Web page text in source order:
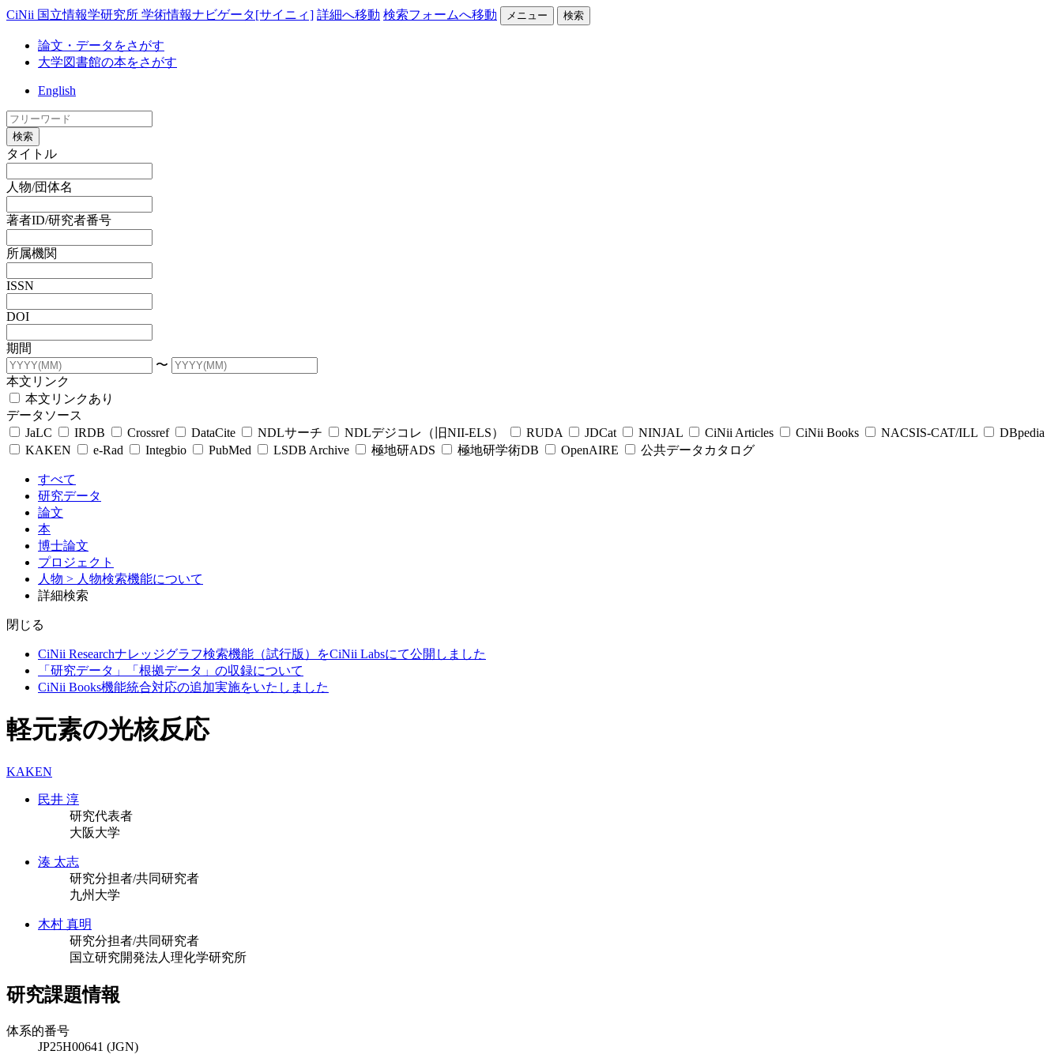
CiNii 国立情報学研究所 学術情報ナビゲータ[サイニィ] 詳細へ移動 検索フォームへ移動 メニュー 検索
論文・データをさがす
大学図書館の本をさがす
English
検索
タイトル
人物/団体名
著者ID/研究者番号
所属機関
ISSN
DOI
期間
〜
本文リンク
本文リンクあり
データソース
JaLC
IRDB Crossref DataCite NDLサーチ NDLデジコレ（旧NII-ELS） RUDA JDCat NINJAL CiNii Articles CiNii Books NACSIS-CAT/ILL
DBpedia
KAKEN
e-Rad Integbio PubMed LSDB Archive 極地研ADS 極地研学術DB OpenAIRE 公共データカタログ
すべて
研究データ
論文
本
博士論文
プロジェクト
人物 > 人物検索機能について
詳細検索
閉じる
CiNii Researchナレッジグラフ検索機能（試行版）をCiNii Labsにて公開しました
「研究データ」「根拠データ」の収録について
CiNii Books機能統合対応の追加実施をいたしました
軽元素の光核反応
KAKEN
民井 淳
研究代表者
大阪大学
湊 太志
研究分担者/共同研究者
九州大学
木村 真明
研究分担者/共同研究者
国立研究開発法人理化学研究所
研究課題情報
体系的番号
JP25H00641 (JGN)